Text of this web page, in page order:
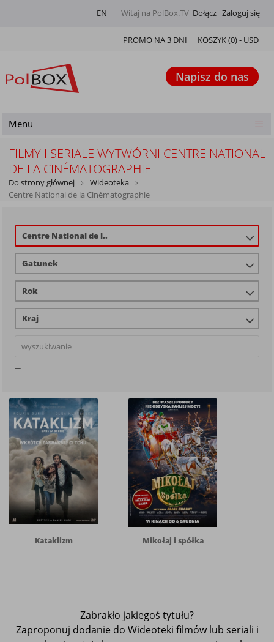
Witaj na PolBox.TV Dołącz Zaloguj się
EN
KOSZYK (0) - USD
PROMO NA 3 DNI
Napisz do nas
Menu
FILMY I SERIALE WYTWÓRNI CENTRE NATIONAL
DE LA CINÉMATOGRAPHIE
Do strony głównej
Wideoteka
Centre National de la Cinématographie
Centre National de l..
Gatunek
Rok
Kraj
Kataklizm Mikołaj i spółka
Zabrakło jakiegoś tytułu?
Zaproponuj dodanie do Wideoteki filmów lub seriali i